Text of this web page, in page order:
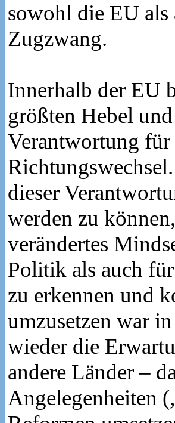
sowohl die EU als
Zugzwang.
Innerhalb der EU
größten Hebel
Verantwortung für
dieser
werden zu
verändertes
Politik als auch
zu erkennen und
umzusetzen war
wieder die
andere Länder –
Angelegenheiten